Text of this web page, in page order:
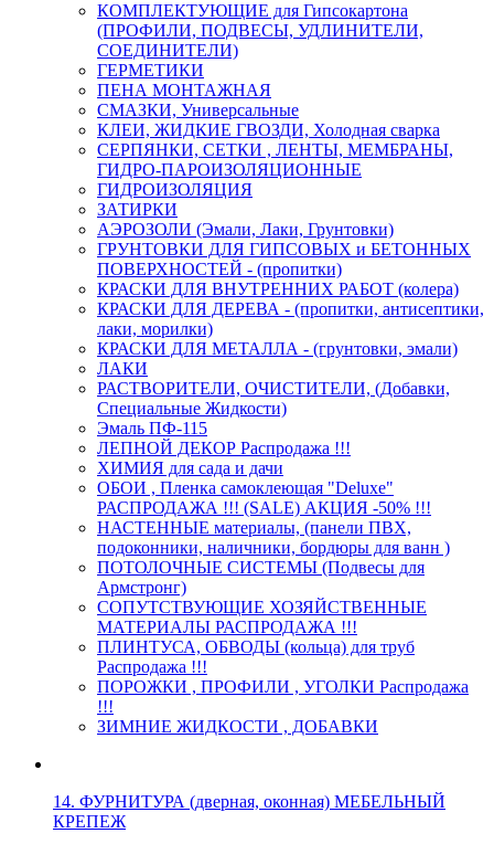
КОМПЛЕКТУЮЩИЕ для Гипсокартона
(ПРОФИЛИ, ПОДВЕСЫ, УДЛИНИТЕЛИ,
СОЕДИНИТЕЛИ)
ГЕРМЕТИКИ
ПЕНА МОНТАЖНАЯ
СМАЗКИ, Универсальные
КЛЕИ, ЖИДКИЕ ГВОЗДИ, Холодная сварка
СЕРПЯНКИ, СЕТКИ , ЛЕНТЫ, МЕМБРАНЫ,
ГИДРО-ПАРОИЗОЛЯЦИОННЫЕ
ГИДРОИЗОЛЯЦИЯ
ЗАТИРКИ
АЭРОЗОЛИ (Эмали, Лаки, Грунтовки)
ГРУНТОВКИ ДЛЯ ГИПСОВЫХ и БЕТОННЫХ
ПОВЕРХНОСТЕЙ - (пропитки)
КРАСКИ ДЛЯ ВНУТРЕННИХ РАБОТ (колера)
КРАСКИ ДЛЯ ДЕРЕВА - (пропитки, антисептики,
лаки, морилки)
КРАСКИ ДЛЯ МЕТАЛЛА - (грунтовки, эмали)
ЛАКИ
РАСТВОРИТЕЛИ, ОЧИСТИТЕЛИ, (Добавки,
Специальные Жидкости)
Эмаль ПФ-115
ЛЕПНОЙ ДЕКОР Распродажа !!!
ХИМИЯ для сада и дачи
ОБОИ , Пленка самоклеющая "Deluxe"
РАСПРОДАЖА !!! (SALE) АКЦИЯ -50% !!!
НАСТЕННЫЕ материалы, (панели ПВХ,
подоконники, наличники, бордюры для ванн )
ПОТОЛОЧНЫЕ СИСТЕМЫ (Подвесы для
Армстронг)
СОПУТСТВУЮЩИЕ ХОЗЯЙСТВЕННЫЕ
МАТЕРИАЛЫ РАСПРОДАЖА !!!
ПЛИНТУСА, ОБВОДЫ (кольца) для труб
Распродажа !!!
ПОРОЖКИ , ПРОФИЛИ , УГОЛКИ Распродажа
!!!
ЗИМНИЕ ЖИДКОСТИ , ДОБАВКИ
14. ФУРНИТУРА (дверная, оконная) МЕБЕЛЬНЫЙ
КРЕПЕЖ